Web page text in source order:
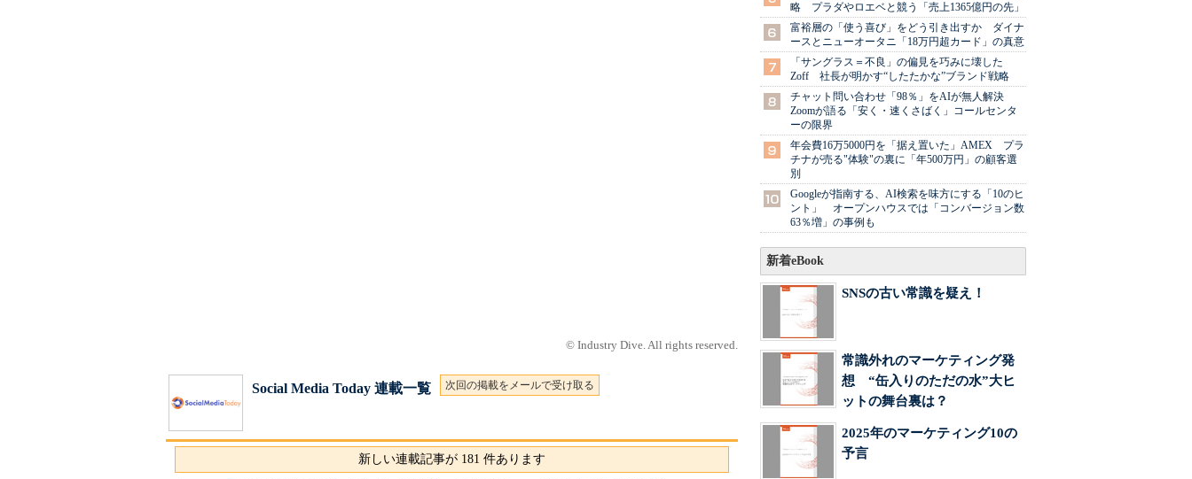
© Industry Dive. All rights reserved.
Social Media Today 連載一覧 次回の掲載をメールで受け取る
新しい連載記事が 181 件あります
略 プラダやロエベと競う「売上1365億円の先」
富裕層の「使う喜び」をどう引き出すか ダイナ
ースとニューオータニ「18万円超カード」の真意
「サングラス＝不良」の偏見を巧みに壊した
Zoff 社長が明かす“したたかな”ブランド戦略
チャット問い合わせ「98％」をAIが無人解決
Zoomが語る「安く・速くさばく」コールセンタ
ーの限界
年会費16万5000円を「据え置いた」AMEX プラ
チナが売る"体験"の裏に「年500万円」の顧客選
別
Googleが指南する、AI検索を味方にする「10のヒ
ント」 オープンハウスでは「コンバージョン数
63％増」の事例も
新着eBook
SNSの古い常識を疑え！
常識外れのマーケティング発
想 “缶入りのただの水”大ヒ
ットの舞台裏は？
2025年のマーケティング10の
予言